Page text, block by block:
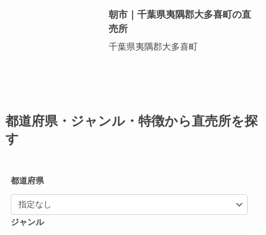
朝市｜千葉県夷隅郡大多喜町の直
売所
千葉県夷隅郡大多喜町
都道府県・ジャンル・特徴から直売所を探
す
都道府県
ジャンル